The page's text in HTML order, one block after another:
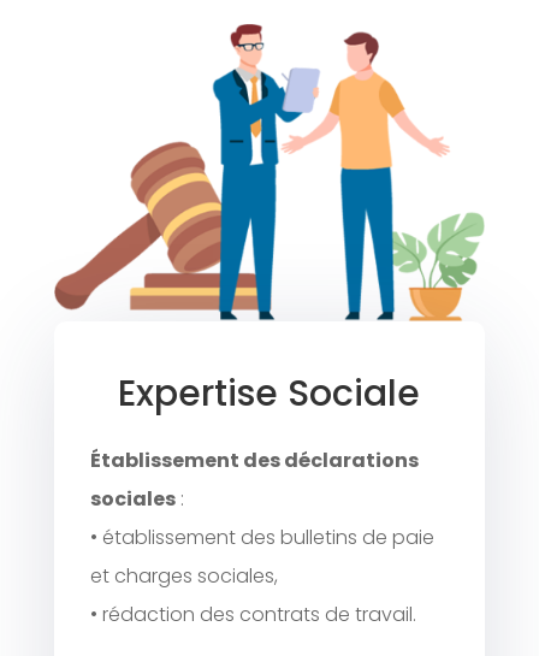
Expertise Sociale
Établissement des déclarations
sociales:
• établissement des bulletins de paie
et charges sociales,
• rédaction des contrats de travail.